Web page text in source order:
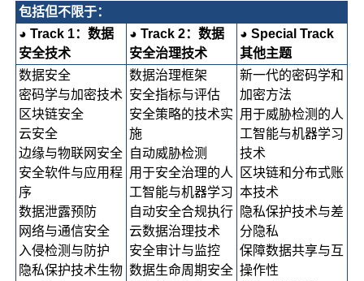
包括但不限于：
◕ Track 1：数据
安全技术
◕ Track 2：数据
安全治理技术
◕ Special Track
其他主题
数据安全
密码学与加密技术
区块链安全
云安全
边缘与物联网安全
安全软件与应用程
序
数据泄露预防
网络与通信安全
入侵检测与防护
隐私保护技术生物
数据治理框架
安全指标与评估
安全策略的技术实
施
自动威胁检测
用于安全治理的人
工智能与机器学习
自动安全合规执行
云数据治理技术
安全审计与监控
数据生命周期安全
新一代的密码学和
加密方法
用于威胁检测的人
工智能与机器学习
技术
区块链和分布式账
本技术
隐私保护技术与差
分隐私
保障数据共享与互
操作性